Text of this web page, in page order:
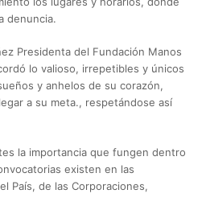
denuncia.
Presidenta del Fundación Manos
lo valioso, irrepetibles y únicos
y anhelos de su corazón,
a su meta., respetándose así
la importancia que fungen dentro
existen en las
País, de las Corporaciones,